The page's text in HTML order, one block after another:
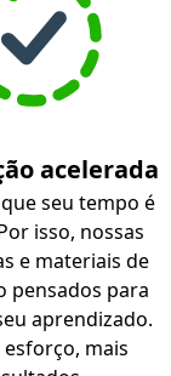
acelerada
seu tempo é
isso, nossas
e materiais de
pensados para
aprendizado.
mais